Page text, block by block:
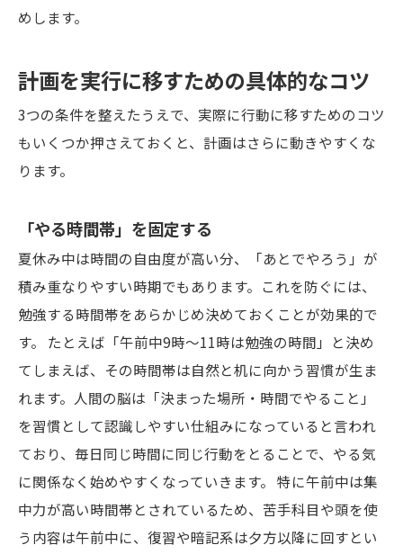
めします。
計画を実行に移すための具体的なコツ
3つの条件を整えたうえで、実際に行動に移すためのコツ
もいくつか押さえておくと、計画はさらに動きやすくな
ります。
「やる時間帯」を固定する
夏休み中は時間の自由度が高い分、「あとでやろう」が
積み重なりやすい時期でもあります。これを防ぐには、
勉強する時間帯をあらかじめ決めておくことが効果的で
す。 たとえば「午前中9時〜11時は勉強の時間」と決め
てしまえば、その時間帯は自然と机に向かう習慣が生ま
れます。人間の脳は「決まった場所・時間でやること」
を習慣として認識しやすい仕組みになっていると言われ
ており、毎日同じ時間に同じ行動をとることで、やる気
に関係なく始めやすくなっていきます。 特に午前中は集
中力が高い時間帯とされているため、苦手科目や頭を使
う内容は午前中に、復習や暗記系は夕方以降に回すとい